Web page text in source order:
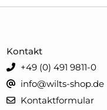
Kontakt
+49 (0) 491 9811-0
info@wilts-shop.de
Kontaktformular